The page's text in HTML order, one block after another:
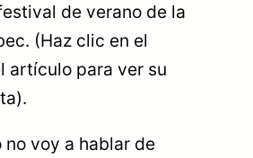
de verano de la
(Haz clic en el
artículo para ver su
voy a hablar de